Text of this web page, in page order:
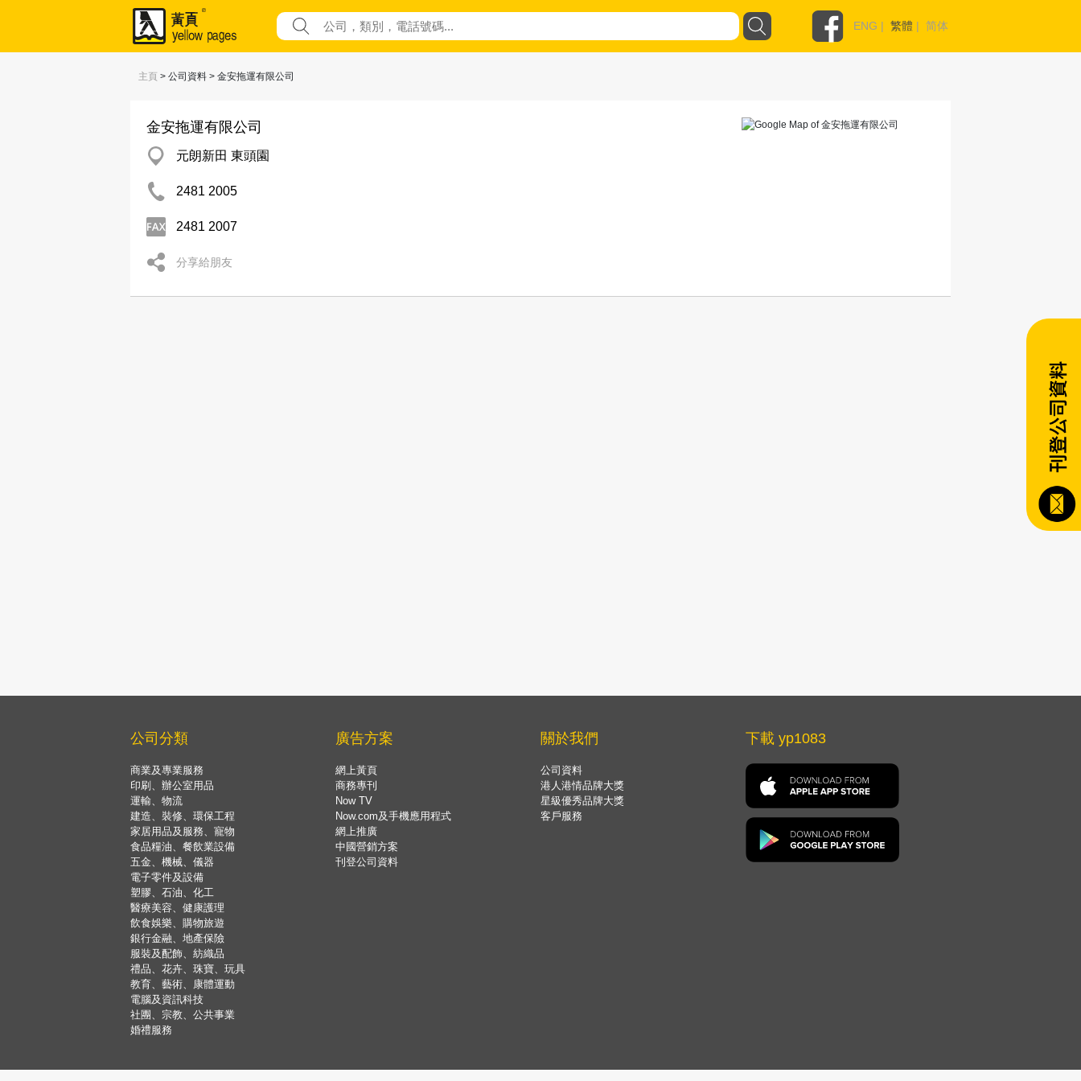
ENG | 繁體 | 简体
主頁 > 公司資料 > 金安拖運有限公司
金安拖運有限公司
元朗新田 東頭園
2481 2005
2481 2007
分享給朋友
公司分類
商業及專業服務
印刷、辦公室用品
運輸、物流
建造、裝修、環保工程
家居用品及服務、寵物
食品糧油、餐飲業設備
五金、機械、儀器
電子零件及設備
塑膠、石油、化工
醫療美容、健康護理
飲食娛樂、購物旅遊
銀行金融、地產保險
服裝及配飾、紡織品
禮品、花卉、珠寶、玩具
教育、藝術、康體運動
電腦及資訊科技
社團、宗教、公共事業
婚禮服務
廣告方案
網上黃頁
商務專刊
Now TV
Now.com及手機應用程式
網上推廣
中國營銷方案
刊登公司資料
關於我們
公司資料
港人港情品牌大獎
星級優秀品牌大獎
客戶服務
下載 yp1083